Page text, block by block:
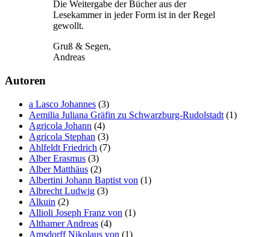
Die Weitergabe der Bücher aus der
Lesekammer in jeder Form ist in der Regel
gewollt.
Gruß & Segen,
Andreas
Autoren
a Lasco Johannes (3)
Aemilia Juliana Gräfin zu Schwarzburg-Rudolstadt (1)
Agricola Johann (4)
Agricola Stephan (3)
Ahlfeldt Friedrich (7)
Alber Erasmus (3)
Alber Matthäus (2)
Albertini Johann Baptist von (1)
Albrecht Ludwig (3)
Alkuin (2)
Allioli Joseph Franz von (1)
Althamer Andreas (4)
Amsdorff Nikolaus von (1)